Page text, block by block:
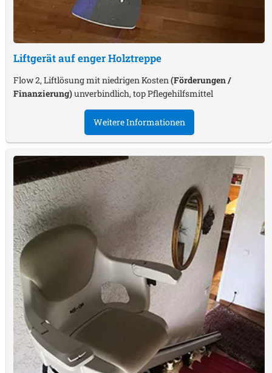
Liftgerät auf enger Holztreppe
Flow 2, Liftlösung mit niedrigen Kosten (Förderungen /
Finanzierung)unverbindlich, top Pflegehilfsmittel
Weitere Informationen